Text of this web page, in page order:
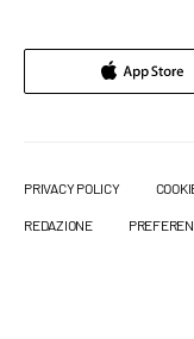
PRIVACY POLICY
REDAZIONE